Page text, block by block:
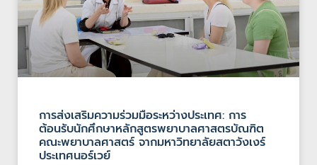
การส่งเสริมความร่วมมือระหว่างประเทศ: การ
ต้อนรับนักศึกษาหลักสูตรพยาบาลศาสตรบัณฑิต
คณะพยาบาลศาสตร์ จากมหาวิทยาลัยสตาวังเงร์
ประเทศนอร์เวย์